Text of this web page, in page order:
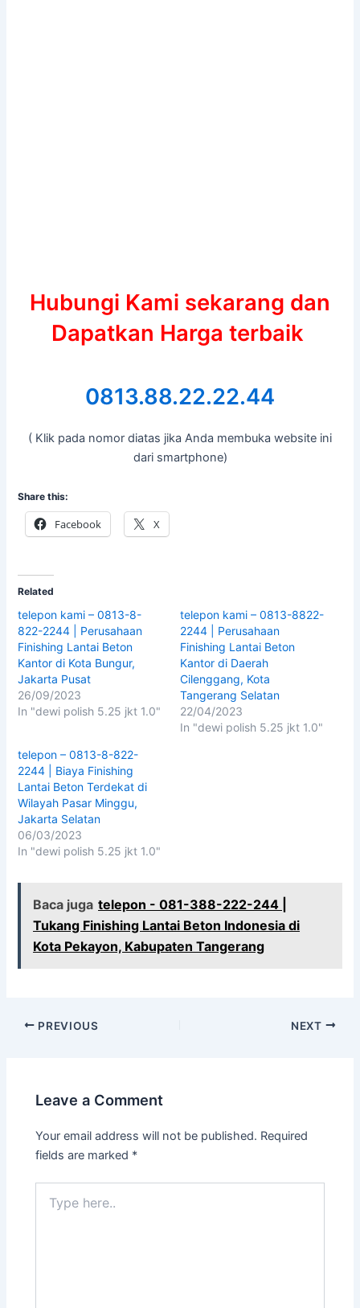
Hubungi Kami sekarang dan
Dapatkan Harga terbaik
0813.88.22.22.44
( Klik pada nomor diatas jika Anda membuka website ini
dari smartphone)
Share this:
Facebook X
Related
telepon kami – 0813-8-
822-2244 | Perusahaan
Finishing Lantai Beton
Kantor di Kota Bungur,
Jakarta Pusat
26/09/2023
In "dewi polish 5.25 jkt 1.0"
telepon kami – 0813-8822-
2244 | Perusahaan
Finishing Lantai Beton
Kantor di Daerah
Cilenggang, Kota
Tangerang Selatan
22/04/2023
In "dewi polish 5.25 jkt 1.0"
telepon – 0813-8-822-
2244 | Biaya Finishing
Lantai Beton Terdekat di
Wilayah Pasar Minggu,
Jakarta Selatan
06/03/2023
In "dewi polish 5.25 jkt 1.0"
Baca juga telepon - 081-388-222-244 |
Tukang Finishing Lantai Beton Indonesia di
Kota Pekayon, Kabupaten Tangerang
PREVIOUS NEXT
Leave a Comment
Your email address will not be published. Required
fields are marked *
here..